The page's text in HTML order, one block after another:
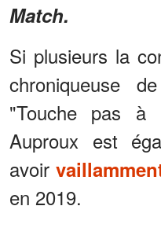
Match.
Si plusieurs la
chroniqueuse
"Touche pas à
Auproux est
avoir
en 2019.